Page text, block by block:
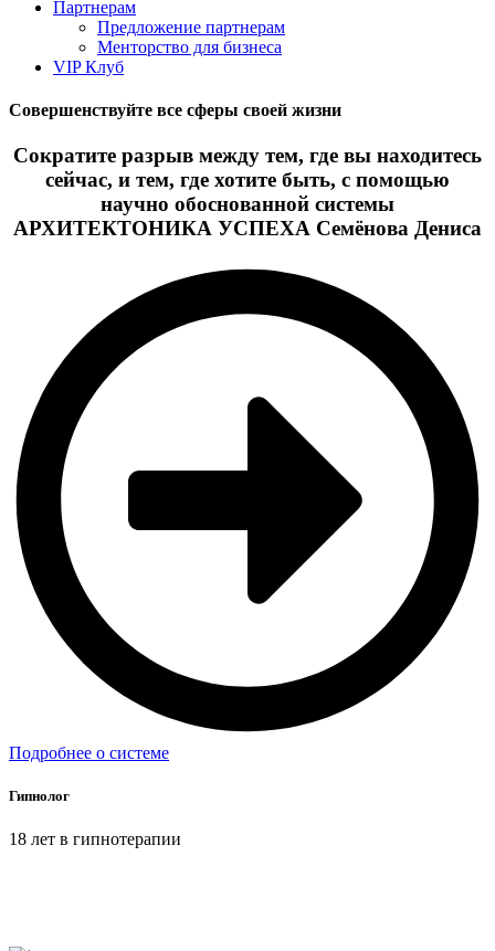
Партнерам
Предложение партнерам
Менторство для бизнеса
VIP Клуб
Совершенствуйте все сферы своей жизни
Сократите разрыв между тем, где вы находитесь
сейчас, и тем, где хотите быть, с помощью
научно обоснованной системы
АРХИТЕКТОНИКА УСПЕХА Семёнова Дениса
Подробнее о системе
Гипнолог
18 лет в гипнотерапии